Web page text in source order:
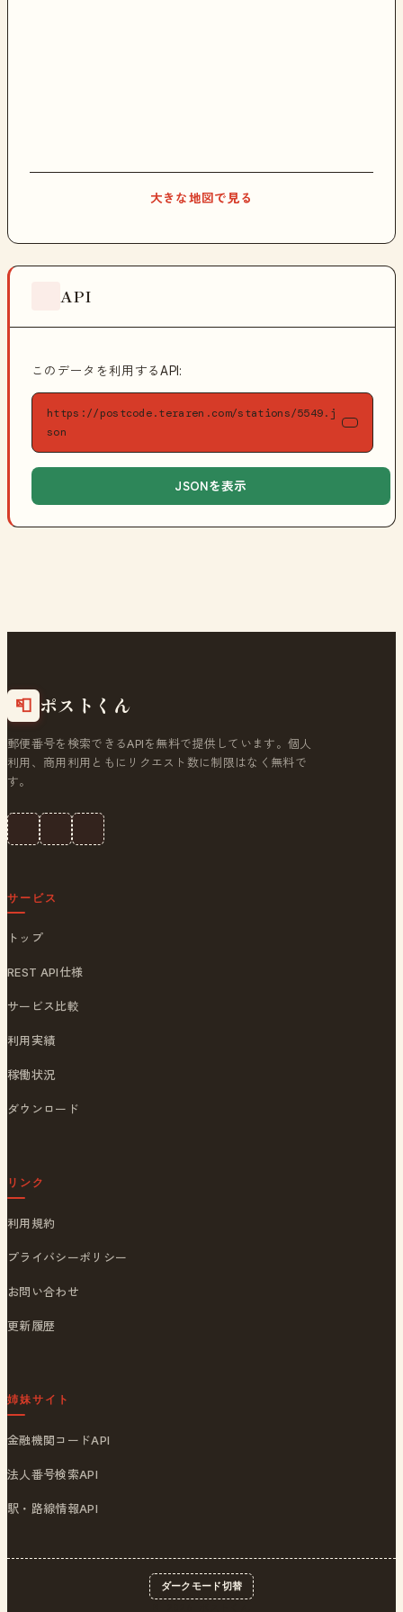
大きな地図で見る
API
このデータを利用するAPI:
https://postcode.teraren.com/stations/5549.j
son
JSONを表示
📮 ポストくん
郵便番号を検索できるAPIを無料で提供しています。個人
利用、商用利用ともにリクエスト数に制限はなく無料で
す。
サービス
トップ
REST API仕様
サービス比較
利用実績
稼働状況
ダウンロード
リンク
利用規約
プライバシーポリシー
お問い合わせ
更新履歴
姉妹サイト
金融機関コードAPI
法人番号検索API
駅・路線情報API
ダークモード切替